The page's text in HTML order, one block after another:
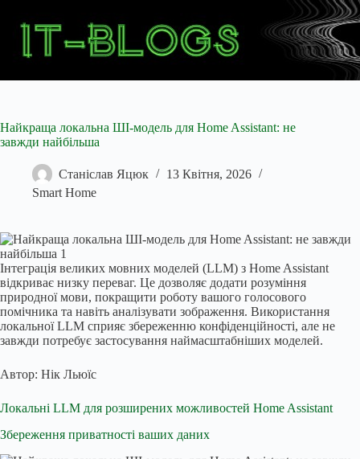
Найкраща локальна ШІ-модель для Home Assistant: не
завжди найбільша
Станіслав Яцюк
13 Квітня, 2026
Smart Home
Інтеграція великих мовних моделей (LLM) з Home Assistant
відкриває низку переваг. Це дозволяє додати розуміння
природної мови, покращити роботу вашого голосового
помічника та навіть аналізувати зображення. Використання
локальної LLM сприяє збереженню конфіденційності, але не
завжди потребує застосування наймасштабніших моделей.
Автор: Нік Льюїс
Локальні LLM для розширених можливостей Home Assistant
Збереження приватності ваших даних